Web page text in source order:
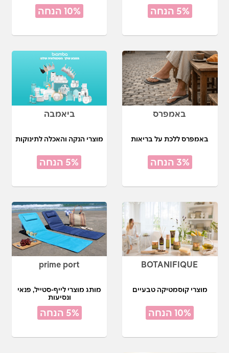
5% הנחה 10% הנחה
באמפרס
באמפרס ללכת על בריאות
3% הנחה
ביאמבה
מוצרי הנקה והאכלה לתינוקות
5% הנחה
BOTANIFIQUE
מוצרי קוסמטיקה טבעיים
10% הנחה
prime port
מותג מוצרי לייף-סטייל, פנאי
ונסיעות
5% הנחה